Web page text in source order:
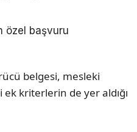
özel başvuru
belgesi, mesleki
kriterlerin de yer aldığı